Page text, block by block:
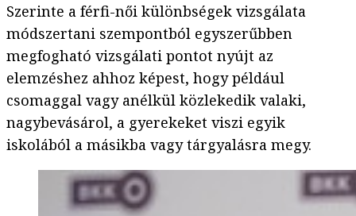
Szerinte a férfi-női különbségek vizsgálata
módszertani szempontból egyszerűbben
megfogható vizsgálati pontot nyújt az
elemzéshez ahhoz képest, hogy például
csomaggal vagy anélkül közlekedik valaki,
nagybevásárol, a gyerekeket viszi egyik
iskolából a másikba vagy tárgyalásra megy.